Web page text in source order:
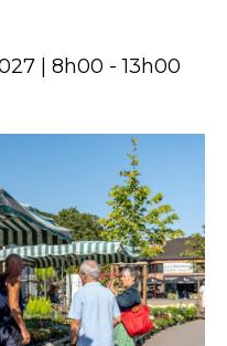
| 8h00 -13h00